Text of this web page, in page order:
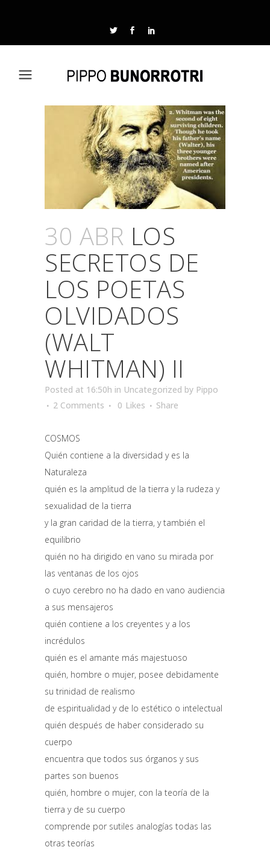
30 ABR LOS
SECRETOS DE
LOS POETAS
OLVIDADOS
(WALT
WHITMAN) II
Posted at 16:50h in Uncategorized by Pippo
2 Comments
0 Likes Share
COSMOS
Quién contiene a la diversidad y es la
Naturaleza
quién es la amplitud de la tierra y la rudeza y
sexualidad de la tierra
y la gran caridad de la tierra, y también el
equilibrio
quién no ha dirigido en vano su mirada por
las ventanas de los ojos
o cuyo cerebro no ha dado en vano audiencia
a sus mensajeros
quién contiene a los creyentes y a los
incrédulos
quién es el amante más majestuoso
quién, hombre o mujer, posee debidamente
su trinidad de realismo
de espiritualidad y de lo estético o intelectual
quién después de haber considerado su
cuerpo
encuentra que todos sus órganos y sus
partes son buenos
quién, hombre o mujer, con la teoría de la
tierra y de su cuerpo
comprende por sutiles analogías todas las
otras teorías